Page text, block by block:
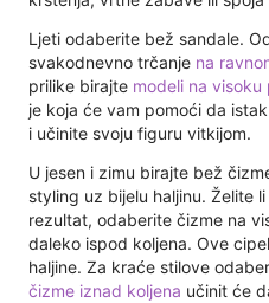
Ljeti odaberite bež sandale.
svakodnevno trčanje na
prilike birajte modeli na visoku
je koja će vam pomoći da
i učinite svoju figuru vitkijom.
U jesen i zimu birajte bež
styling uz bijelu haljinu. Želite
rezultat, odaberite čizme na
daleko ispod koljena. Ove
haljine. Za kraće stilove
čizme iznad koljena učinit će